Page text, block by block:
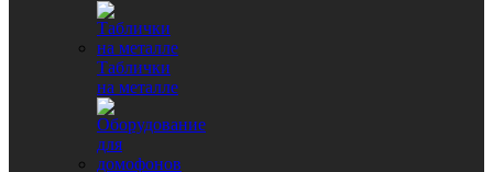
Таблички
на металле